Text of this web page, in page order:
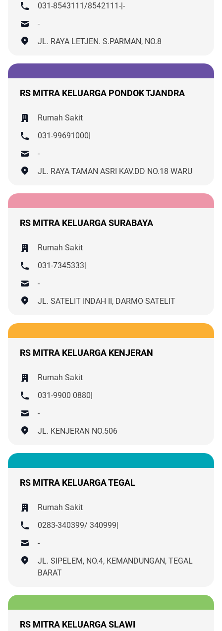
031-8543111/8542111-|-
-
JL. RAYA LETJEN. S.PARMAN, NO.8
RS MITRA KELUARGA PONDOK TJANDRA
Rumah Sakit
031-99691000|
-
JL. RAYA TAMAN ASRI KAV.DD NO.18 WARU
RS MITRA KELUARGA SURABAYA
Rumah Sakit
031-7345333|
-
JL. SATELIT INDAH II, DARMO SATELIT
RS MITRA KELUARGA KENJERAN
Rumah Sakit
031-9900 0880|
-
JL. KENJERAN NO.506
RS MITRA KELUARGA TEGAL
Rumah Sakit
0283-340399/ 340999|
-
JL. SIPELEM, NO.4, KEMANDUNGAN, TEGAL
BARAT
RS MITRA KELUARGA SLAWI